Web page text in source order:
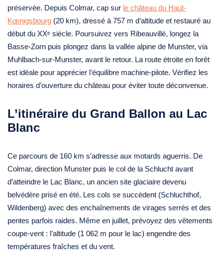
préservée. Depuis Colmar, cap sur le château du Haut-
Kœnigsbourg (20 km), dressé à 757 m d’altitude et restauré au
début du XXᵉ siècle. Poursuivez vers Ribeauvillé, longez la
Basse-Zorn puis plongez dans la vallée alpine de Munster, via
Muhlbach-sur-Munster, avant le retour. La route étroite en forêt
est idéale pour apprécier l’équilibre machine-pilote. Vérifiez les
horaires d’ouverture du château pour éviter toute déconvenue.
L’itinéraire du Grand Ballon au Lac
Blanc
Ce parcours de 160 km s’adresse aux motards aguerris. De
Colmar, direction Munster puis le col de la Schlucht avant
d’atteindre le Lac Blanc, un ancien site glaciaire devenu
belvédère prisé en été. Les cols se succèdent (Schluchthof,
Wildenberg) avec des enchaînements de virages serrés et des
pentes parfois raides. Même en juillet, prévoyez des vêtements
coupe-vent : l’altitude (1 062 m pour le lac) engendre des
températures fraîches et du vent.